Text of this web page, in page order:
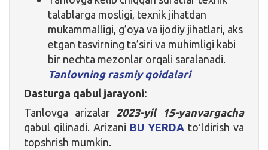
talablarga mosligi, texnik jihatdan
mukammalligi, g’oya va ijodiy jihatlari, aks
etgan tasvirning ta’siri va muhimligi kabi
bir nechta mezonlar orqali saralanadi.
Tanlovning rasmiy qoidalari
Dasturga qabul jarayoni:
Tanlovga arizalar 2023-yil 15-yanvargacha
qabul qilinadi. Arizani BU YERDA toʻldirish va
topshrish mumkin.